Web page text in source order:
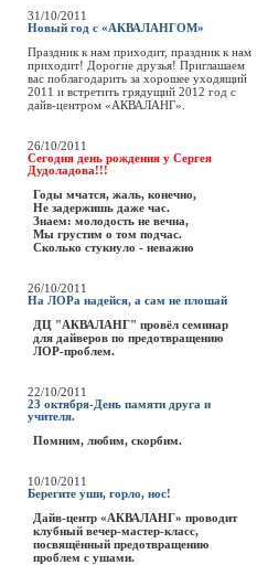
31/10/2011
Новый год с «АКВАЛАНГОМ»
Праздник к нам приходит, праздник к нам
приходит! Дорогие друзья! Приглашаем
вас поблагодарить за хорошее уходящий
2011 и встретить грядущий 2012 год с
дайв-центром «АКВАЛАНГ».
26/10/2011
Сегодня день рождения у Сергея
Дудоладова!!!
Годы мчатся, жаль, конечно,
Не задержишь даже час.
Знаем: молодость не вечна,
Мы грустим о том подчас.
Сколько стукнуло - неважно
26/10/2011
На ЛОРа надейся, а сам не плошай
ДЦ "АКВАЛАНГ" провёл семинар
для дайверов по предотвращению
ЛОР-проблем.
22/10/2011
23 октября-День памяти друга и
учителя.
Помним, любим, скорбим.
10/10/2011
Берегите уши, горло, нос!
Дайв-центр «АКВАЛАНГ» проводит
клубный вечер-мастер-класс,
посвящённый предотвращению
проблем с ушами.